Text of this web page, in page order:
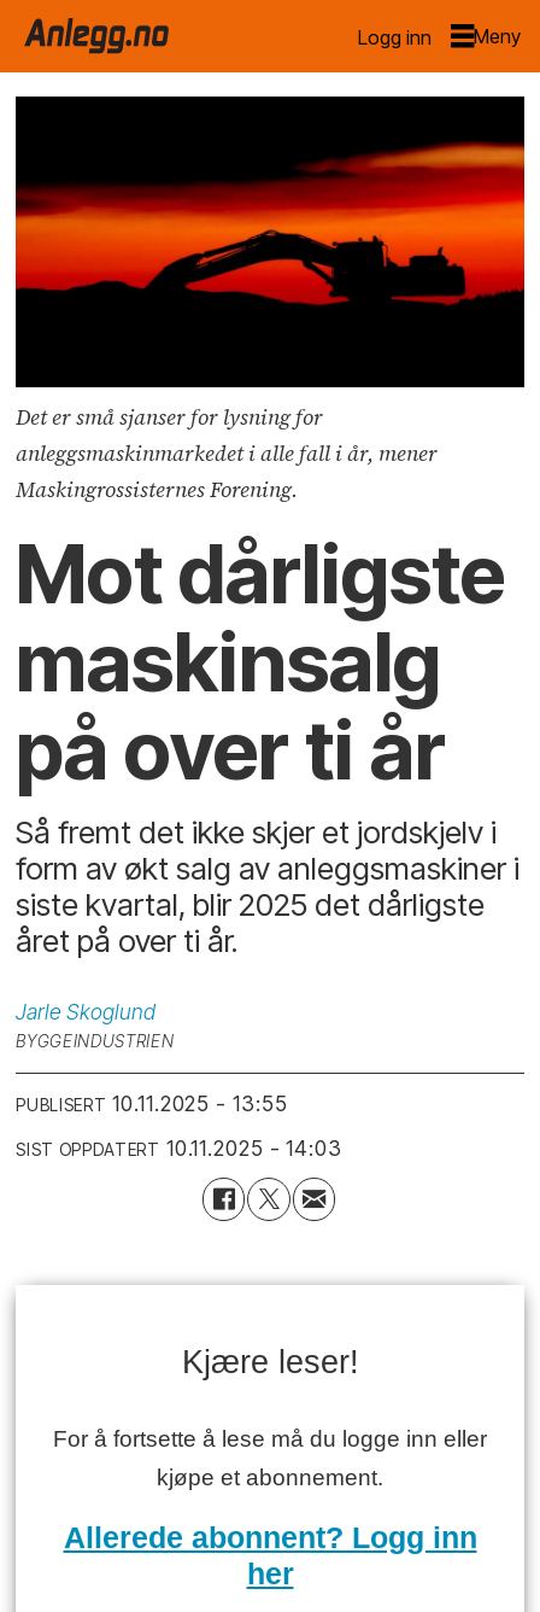
Logg inn
Det er små sjanser for lysning for
anleggsmaskinmarkedet i alle fall i år, mener
Maskingrossisternes Forening.
Mot dårligste
maskinsalg
på over ti år
Så fremt det ikke skjer et jordskjelv i
form av økt salg av anleggsmaskiner i
siste kvartal, blir 2025 det dårligste
året på over ti år.
Jarle Skoglund
BYGGEINDUSTRIEN
PUBLISERT 10.11.2025 - 13:55
SIST OPPDATERT 10.11.2025 - 14:03
Kjære leser!
For å fortsette å lese må du logge inn eller
kjøpe et abonnement.
Allerede abonnent? Logg inn
her